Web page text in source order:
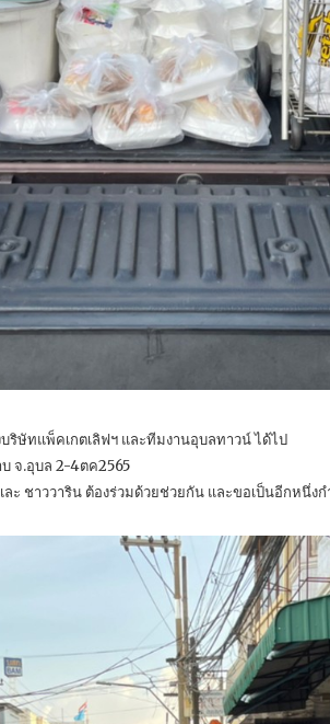
ริษัทแพ็คเกตเลิฟฯ และทีมงานอุบลทาวน์ ได้ไป
จ.อุบล 2-4ตค2565
ะ ชาววาริน ต้องร่วมด้วยช่วยกัน และขอเป็นอีกหนึ่